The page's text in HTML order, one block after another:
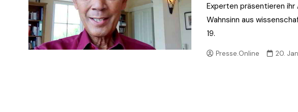
Experten präsentieren
Wahnsinn aus
19.
Presse.Online 20.